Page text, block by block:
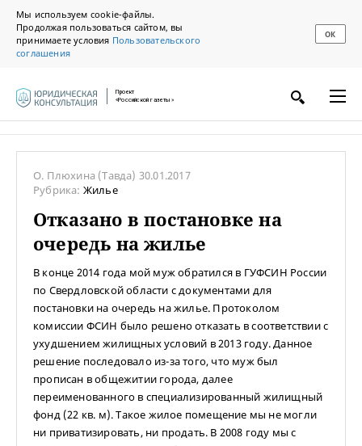
Мы используем cookie-файлы.
Продолжая пользоваться сайтом, вы
принимаете условия Пользовательского
соглашения
ОК
Проект
«Российской газеты»
О. Плюхина (Тавда) 30.01.2017
Рубрика: Жилье
Отказано в постановке на
очередь на жилье
В конце 2014 года мой муж обратился в ГУФСИН России
по Свердловской области с документами для
постановки на очередь на жилье. Протоколом
комиссии ФСИН было решено отказать в соответствии с
ухудшением жилищных условий в 2013 году. Данное
решение последовало из-за того, что муж был
прописан в общежитии города, далее
переименованного в специализированный жилищный
фонд (22 кв. м). Такое жилое помещение мы не могли
ни приватизировать, ни продать. В 2008 году мы с